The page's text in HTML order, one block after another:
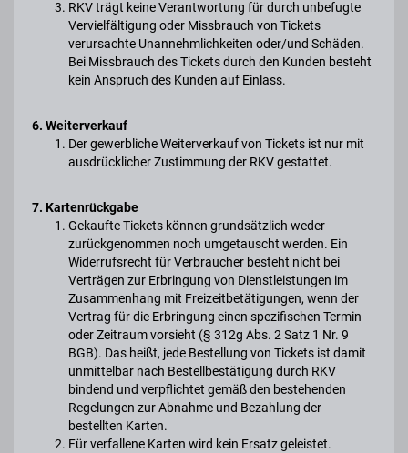
RKV trägt keine Verantwortung für durch unbefugte
Vervielfältigung oder Missbrauch von Tickets
verursachte Unannehmlichkeiten oder/und Schäden.
Bei Missbrauch des Tickets durch den Kunden besteht
kein Anspruch des Kunden auf Einlass.
6. Weiterverkauf
Der gewerbliche Weiterverkauf von Tickets ist nur mit
ausdrücklicher Zustimmung der RKV gestattet.
7. Kartenrückgabe
Gekaufte Tickets können grundsätzlich weder
zurückgenommen noch umgetauscht werden. Ein
Widerrufsrecht für Verbraucher besteht nicht bei
Verträgen zur Erbringung von Dienstleistungen im
Zusammenhang mit Freizeitbetätigungen, wenn der
Vertrag für die Erbringung einen spezifischen Termin
oder Zeitraum vorsieht (§ 312g Abs. 2 Satz 1 Nr. 9
BGB). Das heißt, jede Bestellung von Tickets ist damit
unmittelbar nach Bestellbestätigung durch RKV
bindend und verpflichtet gemäß den bestehenden
Regelungen zur Abnahme und Bezahlung der
bestellten Karten.
Für verfallene Karten wird kein Ersatz geleistet.